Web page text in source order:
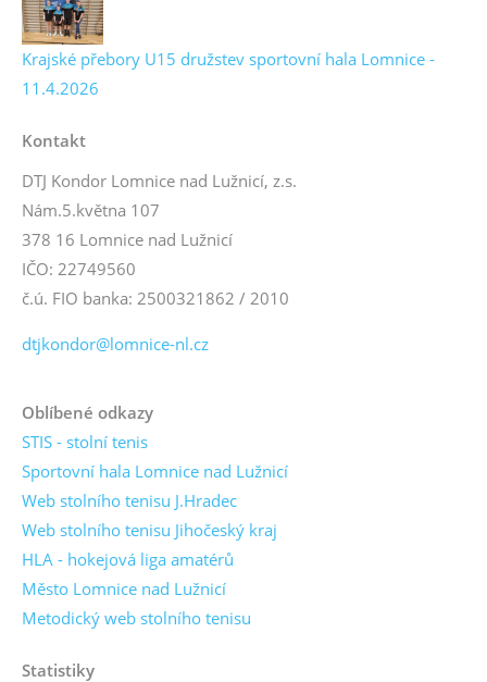
Krajské přebory U15 družstev sportovní hala Lomnice -
11.4.2026
Kontakt
DTJ Kondor Lomnice nad Lužnicí, z.s.
Nám.5.května 107
378 16 Lomnice nad Lužnicí
IČO: 22749560
č.ú. FIO banka: 2500321862 / 2010
dtjkondor@lomnice-nl.cz
Oblíbené odkazy
STIS - stolní tenis
Sportovní hala Lomnice nad Lužnicí
Web stolního tenisu J.Hradec
Web stolního tenisu Jihočeský kraj
HLA - hokejová liga amatérů
Město Lomnice nad Lužnicí
Metodický web stolního tenisu
Statistiky